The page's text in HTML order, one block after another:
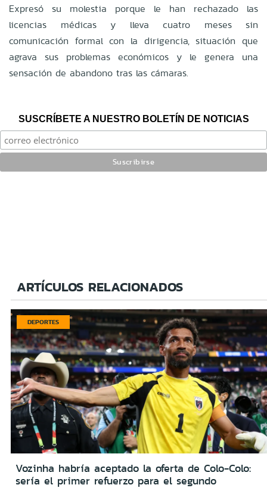
Expresó su molestia porque le han rechazado las
licencias médicas y lleva cuatro meses sin
comunicación formal con la dirigencia, situación que
agrava sus problemas económicos y le genera una
sensación de abandono tras las cámaras.
SUSCRÍBETE A NUESTRO BOLETÍN DE NOTICIAS
ARTÍCULOS RELACIONADOS
DEPORTES
Vozinha habría aceptado la oferta de Colo-Colo:
sería el primer refuerzo para el segundo